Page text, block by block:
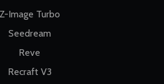
Z-Image Turbo
Seedream
Reve
Recraft V3